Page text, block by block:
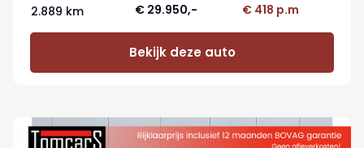
2.889 km € 29.950,- € 418 p.m
Bekijk deze auto